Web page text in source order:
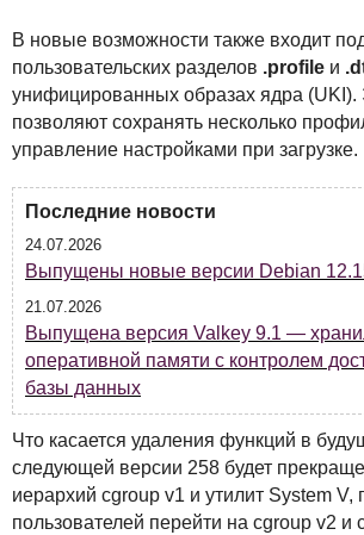
В новые возможности также входит
пользовательских разделов .profile и
унифицированных образах ядра (UKI ).
позволяют сохранять несколько
управление настройками при загрузке.
Последние новости
24.07.2026
Выпущены новые версии Debian
21.07.2026
Выпущена версия Valkey 9.1 —
оперативной памяти с контролем
базы данных
Что касается удаления функций в
следующей версии 258 будет
иерархий cgroup v1 и утилит System V,
пользователей перейти на cgroup v2